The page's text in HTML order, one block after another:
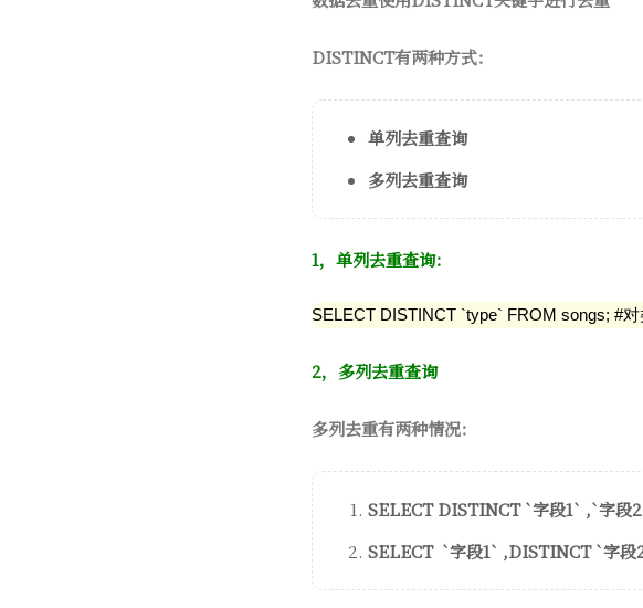
DISTINCT有两种方式：
单列去重查询
多列去重查询
1，单列去重查询：
SELECT DISTINCT `type` FROM songs; #
2，多列去重查询
多列去重有两种情况：
SELECT DISTINCT `字段1` ,`字
SELECT `字段1` ,DISTINCT `字段